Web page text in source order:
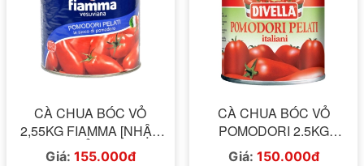
CÀ CHUA BÓC VỎ
2,55KG FIAMMA [NHẬP
KHẨU Ý]
Giá: 155.000đ
CÀ CHUA BÓC VỎ
POMODORI 2.5KG
DIVELLA
Giá: 150.000đ